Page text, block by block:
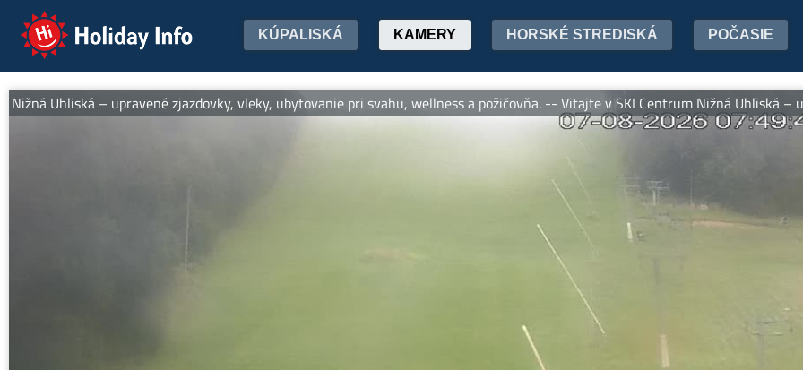
Holiday Info KÚPALISKÁ KAMERY HORSKÉ STREDISKÁ POČASIE
Uhliská – upravené zjazdovky, vleky, ubytovanie pri svahu, wellness a požičovňa. -- Vitajte v SKI Centrum Nižná Uhliská –